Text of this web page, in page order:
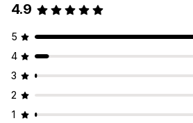
4.9
5
4
3
2
1